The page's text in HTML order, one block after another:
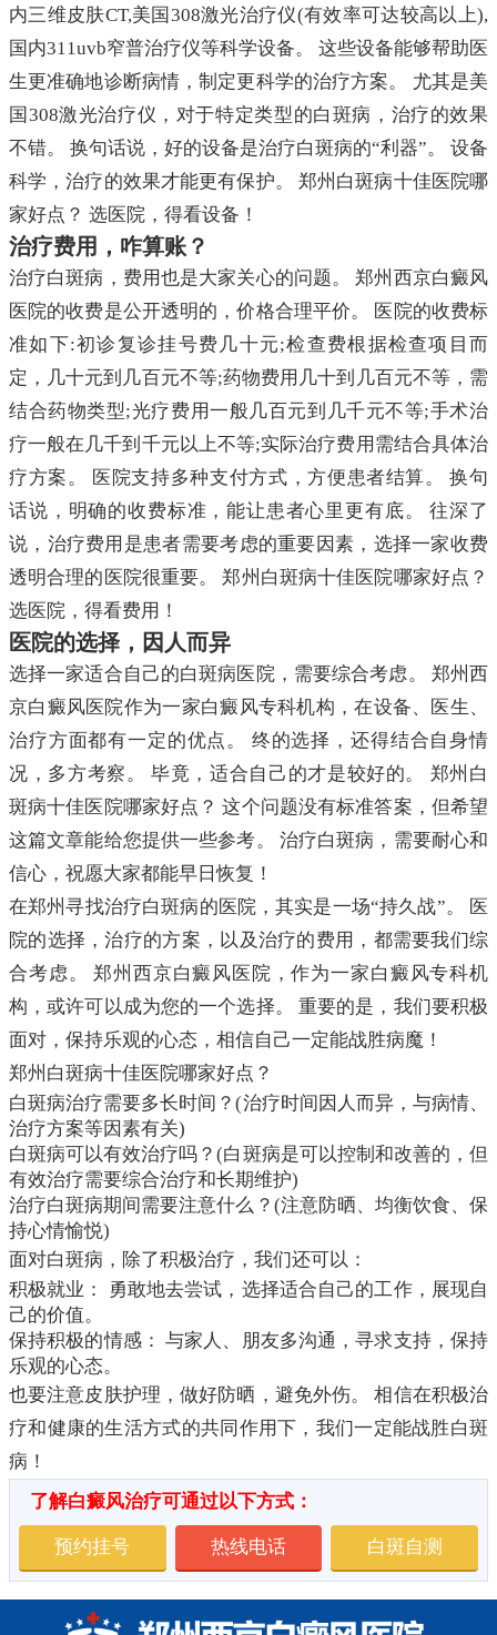
内三维皮肤CT,美国308激光治疗仪(有效率可达较高以上),
国内311uvb窄普治疗仪等科学设备。 这些设备能够帮助医
生更准确地诊断病情，制定更科学的治疗方案。 尤其是美
国308激光治疗仪，对于特定类型的白斑病，治疗的效果
不错。 换句话说，好的设备是治疗白斑病的“利器”。 设备
科学，治疗的效果才能更有保护。 郑州白斑病十佳医院哪
家好点？ 选医院，得看设备！
治疗费用，咋算账？
治疗白斑病，费用也是大家关心的问题。 郑州西京白癜风
医院的收费是公开透明的，价格合理平价。 医院的收费标
准如下:初诊复诊挂号费几十元;检查费根据检查项目而
定，几十元到几百元不等;药物费用几十到几百元不等，需
结合药物类型;光疗费用一般几百元到几千元不等;手术治
疗一般在几千到千元以上不等;实际治疗费用需结合具体治
疗方案。 医院支持多种支付方式，方便患者结算。 换句
话说，明确的收费标准，能让患者心里更有底。 往深了
说，治疗费用是患者需要考虑的重要因素，选择一家收费
透明合理的医院很重要。 郑州白斑病十佳医院哪家好点？
选医院，得看费用！
医院的选择，因人而异
选择一家适合自己的白斑病医院，需要综合考虑。 郑州西
京白癜风医院作为一家白癜风专科机构，在设备、医生、
治疗方面都有一定的优点。 终的选择，还得结合自身情
况，多方考察。 毕竟，适合自己的才是较好的。 郑州白
斑病十佳医院哪家好点？ 这个问题没有标准答案，但希望
这篇文章能给您提供一些参考。 治疗白斑病，需要耐心和
信心，祝愿大家都能早日恢复！
在郑州寻找治疗白斑病的医院，其实是一场“持久战”。 医
院的选择，治疗的方案，以及治疗的费用，都需要我们综
合考虑。 郑州西京白癜风医院，作为一家白癜风专科机
构，或许可以成为您的一个选择。 重要的是，我们要积极
面对，保持乐观的心态，相信自己一定能战胜病魔！
郑州白斑病十佳医院哪家好点？
白斑病治疗需要多长时间？(治疗时间因人而异，与病情、
治疗方案等因素有关)
白斑病可以有效治疗吗？(白斑病是可以控制和改善的，但
有效治疗需要综合治疗和长期维护)
治疗白斑病期间需要注意什么？(注意防晒、均衡饮食、保
持心情愉悦)
面对白斑病，除了积极治疗，我们还可以：
积极就业： 勇敢地去尝试，选择适合自己的工作，展现自
己的价值。
保持积极的情感： 与家人、朋友多沟通，寻求支持，保持
乐观的心态。
也要注意皮肤护理，做好防晒，避免外伤。 相信在积极治
疗和健康的生活方式的共同作用下，我们一定能战胜白斑
病！
了解白癜风治疗可通过以下方式：
预约挂号 热线电话 白斑自测